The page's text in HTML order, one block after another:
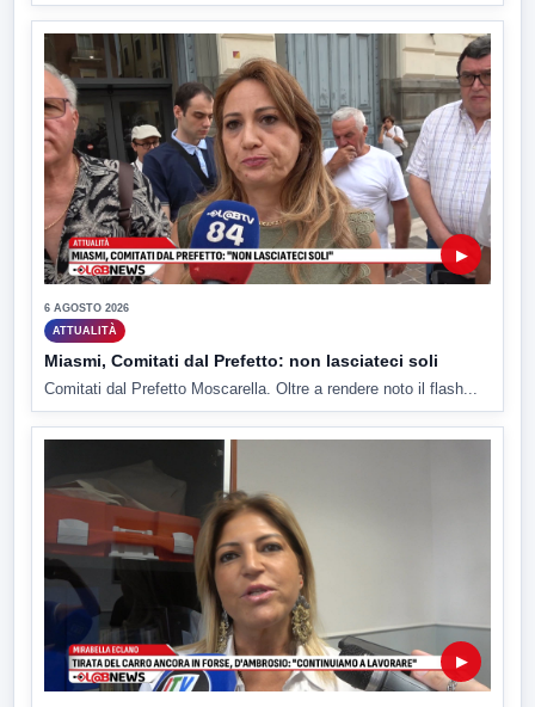
▶
6 AGOSTO 2026
ATTUALITÀ
Miasmi, Comitati dal Prefetto: non lasciateci soli
Comitati dal Prefetto Moscarella. Oltre a rendere noto il flash...
▶